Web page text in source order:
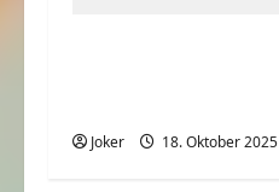
Joker 18. Oktober 2025